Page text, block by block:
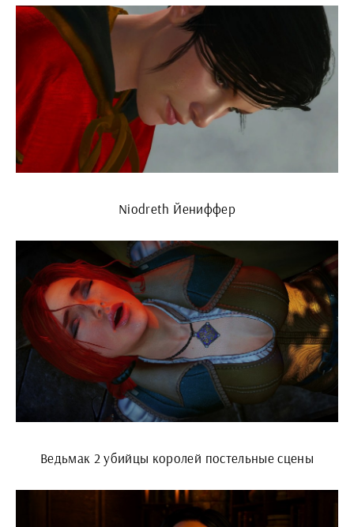
Niodreth Йениффер
Ведьмак 2 убийцы королей постельные сцены